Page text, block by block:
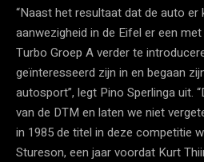
“Naast het resultaat dat de auto er
aanwezigheid in de Eifel er een
Turbo Groep A verder te
geïnteresseerd zijn in en begaan
autosport”, legt Pino Sperlinga uit.
van de DTM en laten we niet
in 1985 de titel in deze competitie
Stureson, een jaar voordat Kurt